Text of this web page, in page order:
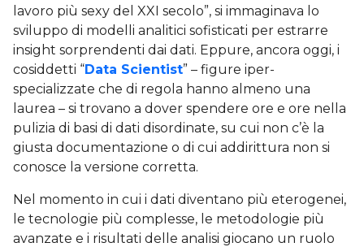
lavoro più sexy del XXI secolo”, si immaginava lo
sviluppo di modelli analitici sofisticati per estrarre
insight sorprendenti dai dati. Eppure, ancora oggi, i
cosiddetti “Data Scientist” – figure iper-
specializzate che di regola hanno almeno una
laurea – si trovano a dover spendere ore e ore nella
pulizia di basi di dati disordinate, su cui non c’è la
giusta documentazione o di cui addirittura non si
conosce la versione corretta.
Nel momento in cui i dati diventano più eterogenei,
le tecnologie più complesse, le metodologie più
avanzate e i risultati delle analisi giocano un ruolo